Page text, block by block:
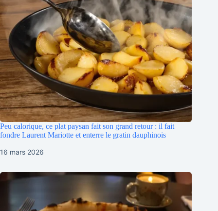
Peu calorique, ce plat paysan fait son grand retour : il fait
fondre Laurent Mariotte et enterre le gratin dauphinois
16 mars 2026